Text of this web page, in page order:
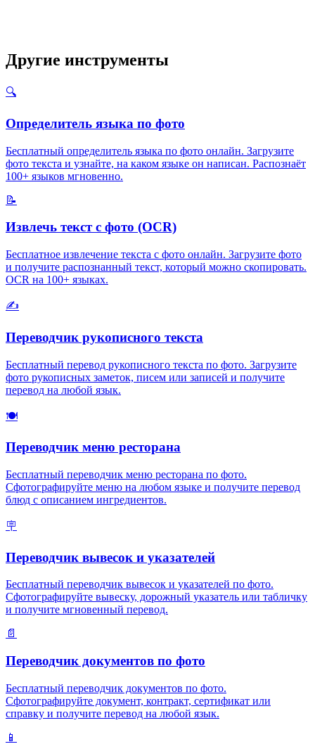
Другие инструменты
🔍
Определитель языка по фото
Бесплатный определитель языка по фото онлайн. Загрузите
фото текста и узнайте, на каком языке он написан. Распознаёт
100+ языков мгновенно.
📝
Извлечь текст с фото (OCR)
Бесплатное извлечение текста с фото онлайн. Загрузите фото
и получите распознанный текст, который можно скопировать.
OCR на 100+ языках.
✍️
Переводчик рукописного текста
Бесплатный перевод рукописного текста по фото. Загрузите
фото рукописных заметок, писем или записей и получите
перевод на любой язык.
🍽️
Переводчик меню ресторана
Бесплатный переводчик меню ресторана по фото.
Сфотографируйте меню на любом языке и получите перевод
блюд с описанием ингредиентов.
🪧
Переводчик вывесок и указателей
Бесплатный переводчик вывесок и указателей по фото.
Сфотографируйте вывеску, дорожный указатель или табличку
и получите мгновенный перевод.
📄
Переводчик документов по фото
Бесплатный переводчик документов по фото.
Сфотографируйте документ, контракт, сертификат или
справку и получите перевод на любой язык.
📱